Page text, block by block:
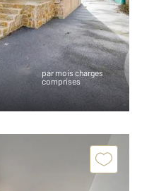
par mois charges
comprises